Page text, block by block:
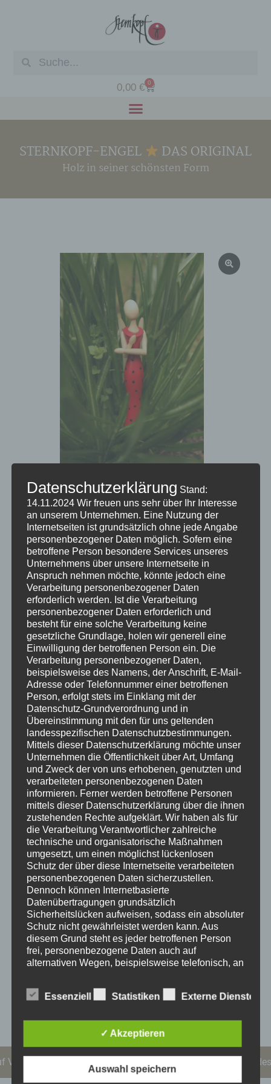
0,00 € 0
STERNKOPF-ENGEL DAS ORIGINAL
Holz in seiner schönsten Form
Start/Minis / Minis / Marienkäfer – limitierte Frühlings-
Sonderedition der Mini-STERNKOPF-ENGEL
Marienkäfer – limitierte
Frühlings-Sonderedition der
Mini-STERNKOPF-ENGEL
Kategorien: ALLE, Minis,Minis,Sondereditionen
Artikelnummer:SE65055-1-3
Dieser Mini-STERNKOPF-ENGEL hat sich für Ostern
besonders schick gemacht: Sein leuchtend rotes
Kleid ist mit verspielten schwarzen Pünktchen
betupft – wie ein kleiner Marienkäfer, der im
Frühlingsgarten zwischen bunten Blüten tanzt. Mit
seiner fröhlichen Ausstrahlung bringt er Leichtigkeit,
Glück und einen Hauch von Frühling in jedes
Zuhause. Die Sonderedition „Marienkäfer“ aus der
Kollektion Sternkopf wurde exklusiv für die
Frühlingszeit gestaltet und ist auf 60 Exemplare
limitiert. Ein zauberhafter kleiner Glücksbringer, der
nur für kurze Zeit unterwegs ist – sichere dir dein
Glückskäferchen, bevor es weiterfliegt!
Special:
Alle Bestellungen, die vom30.03. bis 02.04.
eingehen, werden mitoriginal Nestler Pappei
69,00€
Vorbestellung. Sende uns eine Mail an kontakt@sternkopf-
Datenschutzerklärung Stand:
14.11.2024 Wir freuen uns sehr über Ihr Interesse
an unserem Unternehmen. Eine Nutzung der
Internetseiten ist grundsätzlich ohne jede Angabe
personenbezogener Daten möglich. Sofern eine
betroffene Person besondere Services unseres
Unternehmens über unsere Internetseite in
Anspruch nehmen möchte, könnte jedoch eine
Verarbeitung personenbezogener Daten
erforderlich werden. Ist die Verarbeitung
personenbezogener Daten erforderlich und
besteht für eine solche Verarbeitung keine
gesetzliche Grundlage, holen wir generell eine
Einwilligung der betroffenen Person ein. Die
Verarbeitung personenbezogener Daten,
beispielsweise des Namens, der Anschrift, E-Mail-
Adresse oder Telefonnummer einer betroffenen
Person, erfolgt stets im Einklang mit der
Datenschutz-Grundverordnung und in
Übereinstimmung mit den für uns geltenden
landesspezifischen Datenschutzbestimmungen.
Mittels dieser Datenschutzerklärung möchte unser
Unternehmen die Öffentlichkeit über Art, Umfang
und Zweck der von uns erhobenen, genutzten und
verarbeiteten personenbezogenen Daten
informieren. Ferner werden betroffene Personen
mittels dieser Datenschutzerklärung über die ihnen
zustehenden Rechte aufgeklärt. Wir haben als für
die Verarbeitung Verantwortlicher zahlreiche
technische und organisatorische Maßnahmen
umgesetzt, um einen möglichst lückenlosen
Schutz der über diese Internetseite verarbeiteten
personenbezogenen Daten sicherzustellen.
Dennoch können Internetbasierte
Datenübertragungen grundsätzlich
Sicherheitslücken aufweisen, sodass ein absoluter
Schutz nicht gewährleistet werden kann. Aus
diesem Grund steht es jeder betroffenen Person
frei, personenbezogene Daten auch auf
alternativen Wegen, beispielsweise telefonisch, an
Begriffsbestimmungen
Begrifflichkeiten, die durch den Europäischen
Richtlinien- und Verordnungsgeber beim Erlass
der Datenschutz-Grundverordnung (DS-GVO)
verwendet wurden. Unsere Datenschutzerklärung
soll sowohl für die Öffentlichkeit als auch für
Essenziell Statistiken Externe Dienste
✓ Akzeptieren
Auswahl speichern